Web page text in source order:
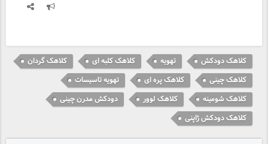
کلاهک دودکش تهویه کلاهک کلبه ای
کلاهک گردان
کلاهک چینی
کلاهک پره ای
تهویه تاسیسات
کلاهک شومینه
کلاهک لوور
دودکش مدرن چینی
کلاهک دودکش ژاپنی